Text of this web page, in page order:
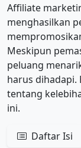
Affiliate
menghasilkan
Meskipun
peluang
harus dihadapi.
tentang
ini.
Daftar Isi